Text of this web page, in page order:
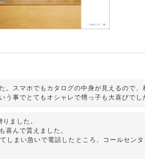
。スマホでもカタログの中身が見えるので
う事でとてもオシャレで甥っ子も大喜びでし
ました。
喜んで貰えました。
しまい急いで電話したところ、コールセン